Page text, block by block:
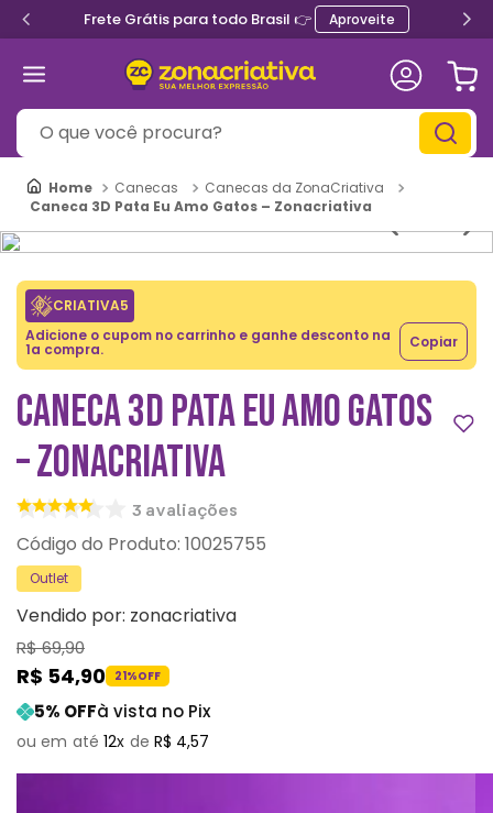
Frete Grátis para todo Brasil 👉 Aproveite
O que você procura?
Canecas
Canecas da ZonaCriativa
Caneca 3D Pata Eu Amo Gatos – Zonacriativa
CRIATIVA5
Adicione o cupom no carrinho e ganhe desconto na
1a compra. Copiar
CANECA 3D PATA EU AMO GATOS
– ZONACRIATIVA
3 avaliações
: 10025755
Outlet
Vendido por: zonacriativa
R$69,90
R$ 54,90 21%OFF
5% OFFà vista no Pix
12 R$ 4,57